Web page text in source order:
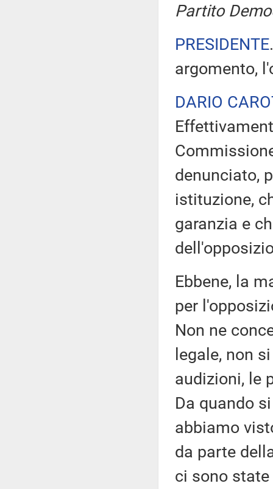
Partito
PRESIDENTE
argomento,
DARIO
denunciato,
istituzione,
garanzia e
Ebbene, la
per
Non ne
legale, non
audizioni, le
Da quando
abbiamo
da parte
ci sono